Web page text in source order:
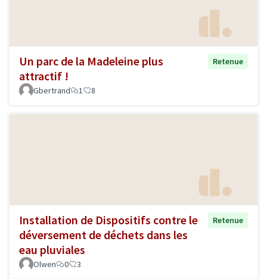
Un parc de la Madeleine plus
attractif !
Retenue
Gbertrand 1 8
Installation de Dispositifs contre le
déversement de déchets dans les
eau pluviales
Retenue
Olwen 0 3